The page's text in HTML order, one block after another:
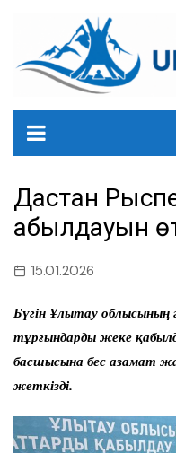
содержанию
Дастан
қабылдауын
15.01.2026
Бүгін Ұлытау облысының
тұрғындарды жеке
басшысына бес азамат
жеткізді.